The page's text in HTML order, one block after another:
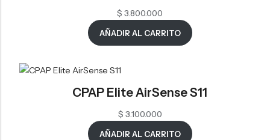
$ 3.800.000
AÑADIR AL CARRITO
CPAP Elite AirSense S11
$ 3.100.000
AÑADIR AL CARRITO